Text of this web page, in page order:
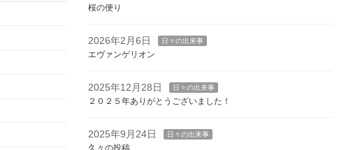
桜の便り
2026年2月6日 日々の出来事
エヴァンゲリオン
2025年12月28日 日々の出来事
２０２５年ありがとうございました！
2025年9月24日 日々の出来事
久々の投稿